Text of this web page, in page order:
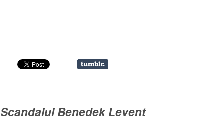
Scandalul Benedek Levent